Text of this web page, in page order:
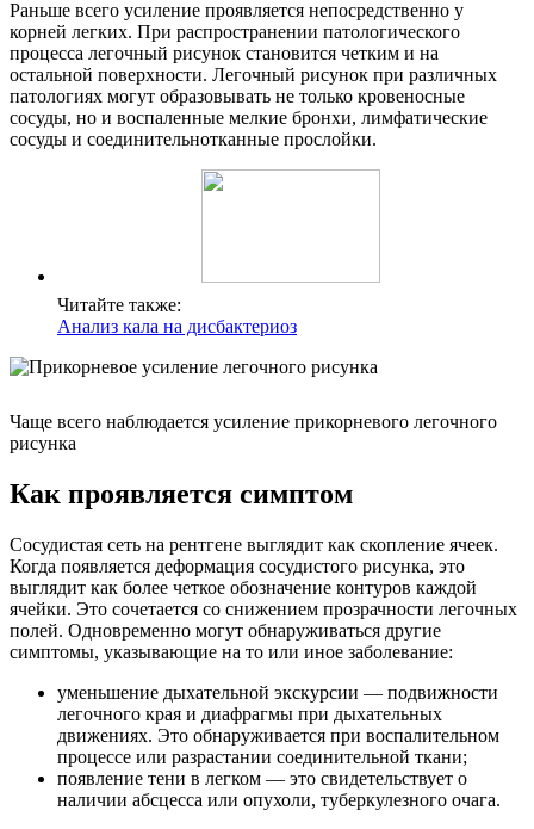
Раньше всего усиление проявляется непосредственно у
корней легких. При распространении патологического
процесса легочный рисунок становится четким и на
остальной поверхности. Легочный рисунок при различных
патологиях могут образовывать не только кровеносные
сосуды, но и воспаленные мелкие бронхи, лимфатические
сосуды и соединительнотканные прослойки.
Читайте также:
Анализ кала на дисбактериоз
Чаще всего наблюдается усиление прикорневого легочного
рисунка
Как проявляется симптом
Сосудистая сеть на рентгене выглядит как скопление ячеек.
Когда появляется деформация сосудистого рисунка, это
выглядит как более четкое обозначение контуров каждой
ячейки. Это сочетается со снижением прозрачности легочных
полей. Одновременно могут обнаруживаться другие
симптомы, указывающие на то или иное заболевание:
уменьшение дыхательной экскурсии — подвижности
легочного края и диафрагмы при дыхательных
движениях. Это обнаруживается при воспалительном
процессе или разрастании соединительной ткани;
появление тени в легком — это свидетельствует о
наличии абсцесса или опухоли, туберкулезного очага.